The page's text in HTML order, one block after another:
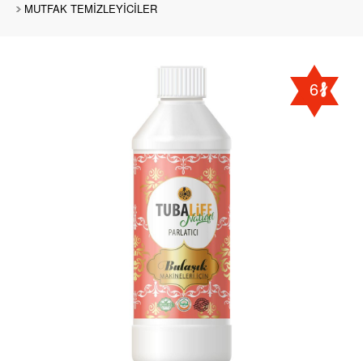
MUTFAK TEMİZLEYİCİLER
6